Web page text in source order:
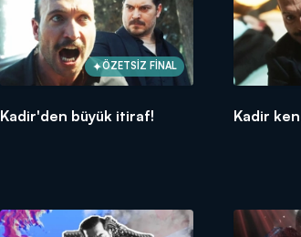
ÖZETSİZ FİNAL
Kadir'den büyük itiraf! Kadir